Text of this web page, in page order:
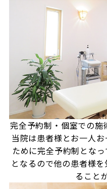
完全予約制・個室での施
当院は患者様とお一人
ために完全予約制とな
となるので他の患者様
ること